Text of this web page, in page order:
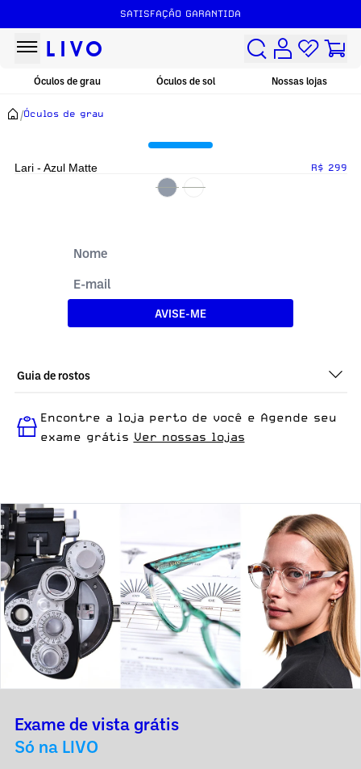
SATISFAÇÃO GARANTIDA
Óculos de grau Óculos de sol Nossas lojas
/Óculos de grau
Lari - Azul Matte R$ 299
AVISE-ME
Guia de rostos
para quem busca um óculos confortável para o dia a dia.
Encontre a loja perto de você e Agende seu
exame grátis Ver nossas lojas
Exame de vista grátis
Só na LIVO